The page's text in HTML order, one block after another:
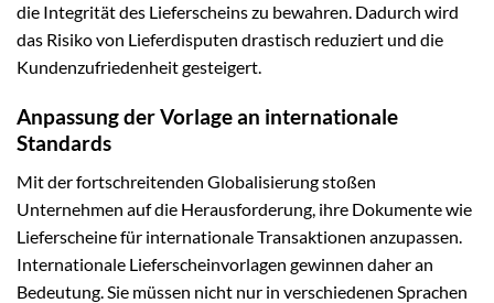
die Integrität des Lieferscheins zu bewahren. Dadurch wird
das Risiko von Lieferdisputen drastisch reduziert und die
Kundenzufriedenheit gesteigert.
Anpassung der Vorlage an internationale
Standards
Mit der fortschreitenden Globalisierung stoßen
Unternehmen auf die Herausforderung, ihre Dokumente wie
Lieferscheine für internationale Transaktionen anzupassen.
Internationale Lieferscheinvorlagen gewinnen daher an
Bedeutung. Sie müssen nicht nur in verschiedenen Sprachen